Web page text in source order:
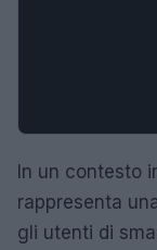
In un contesto
rappresenta
gli utenti di